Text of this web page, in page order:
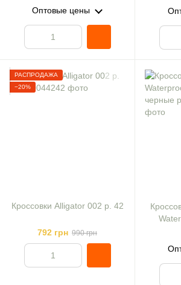
Оптовые цены
РАСПРОДАЖА
−20%
Кроссовки Alligator 002 р. 42
792 грн 990 грн